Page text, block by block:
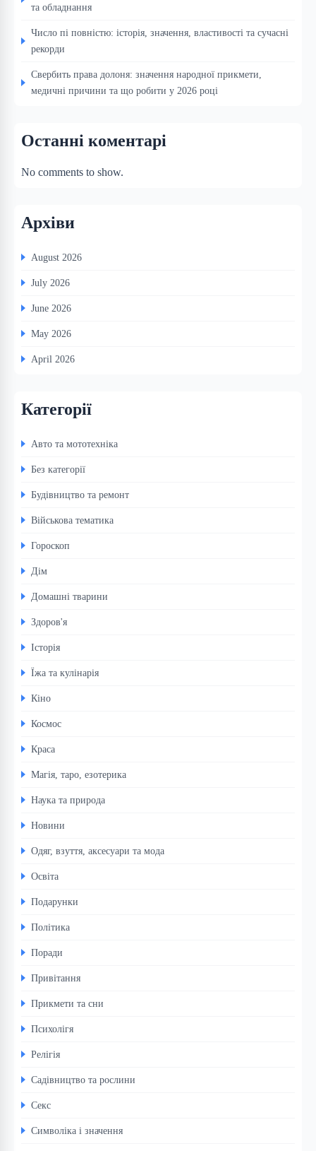
та обладнання
Число пі повністю: історія, значення, властивості та сучасні
рекорди
Свербить права долоня: значення народної прикмети,
медичні причини та що робити у 2026 році
Останні коментарі
No comments to show.
Архіви
August 2026
July 2026
June 2026
May 2026
April 2026
Категорії
Авто та мототехніка
Без категорії
Будівництво та ремонт
Військова тематика
Гороскоп
Дім
Домашні тварини
Здоров'я
Історія
Їжа та кулінарія
Кіно
Космос
Краса
Магія, таро, езотерика
Наука та природа
Новини
Одяг, взуття, аксесуари та мода
Освіта
Подарунки
Політика
Поради
Привітання
Прикмети та сни
Психолігя
Релігія
Садівництво та рослини
Секс
Символіка і значення